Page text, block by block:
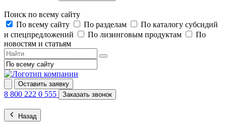
Поиск по всему сайту
По всему сайту
По разделам
По каталогу субсидий
и спецпредложений
По лизинговым продуктам
По
новостям и статьям
Оставить заявку
8 800 222 0 555 Заказать звонок
Назад